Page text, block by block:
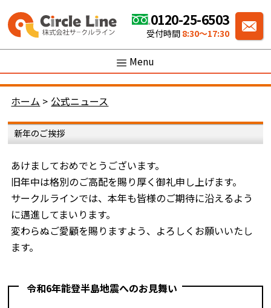
0120-25-6503
受付時間 8:30〜17:30
Menu
ホーム > 公式ニュース
新年のご挨拶
あけましておめでとうございます。
旧年中は格別のご高配を賜り厚く御礼申し上げます。
サークルラインでは、本年も皆様のご期待に沿えるよう
に邁進してまいります。
変わらぬご愛顧を賜りますよう、よろしくお願いいたし
ます。
令和6年能登半島地震へのお見舞い